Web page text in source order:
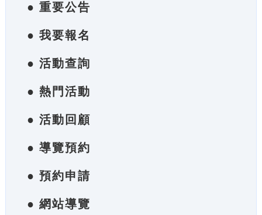
● 重要公告
● 我要報名
● 活動查詢
● 熱門活動
● 活動回顧
● 導覽預約
● 預約申請
● 網站導覽